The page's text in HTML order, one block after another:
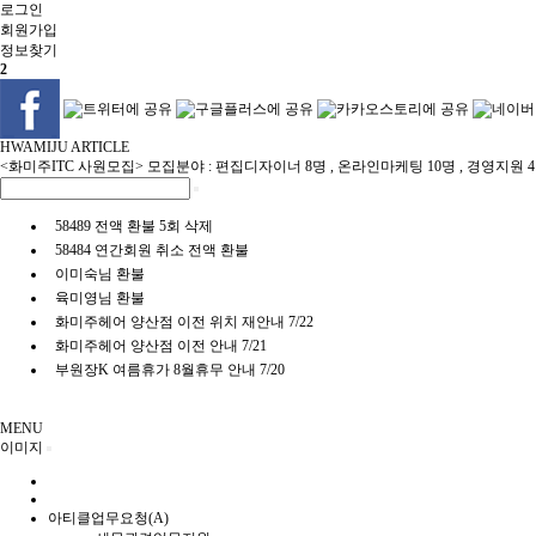
로그인
회원 가입
정보찾기
2
HWAMIJU ARTICLE
<화미주ITC 사원모집> 모집분야 : 편집디자이너 8명 , 온라인마케팅 10명 , 경영지원
58489 전액 환불 5회 삭제
58484 연간회원 취소 전액 환불
이미숙님 환불
육미영님 환불
화미주헤어 양산점 이전 위치 재안내 7/22
화미주헤어 양산점 이전 안내 7/21
부원장K 여름휴가 8월휴무 안내 7/20
MENU
이미지
아티클업무요청(A)